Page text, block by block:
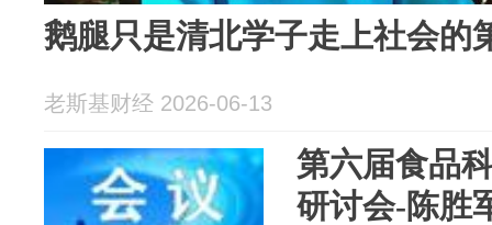
鹅腿只是清北学子走上社会的
老斯基财经 2026-06-13
第六届食品
研讨会-陈胜